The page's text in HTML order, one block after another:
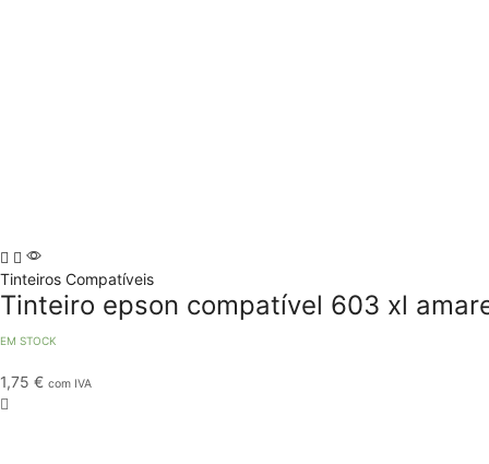
Tinteiros Compatíveis
Tinteiro epson compatível 603 xl
EM STOCK
1,75 € com IVA